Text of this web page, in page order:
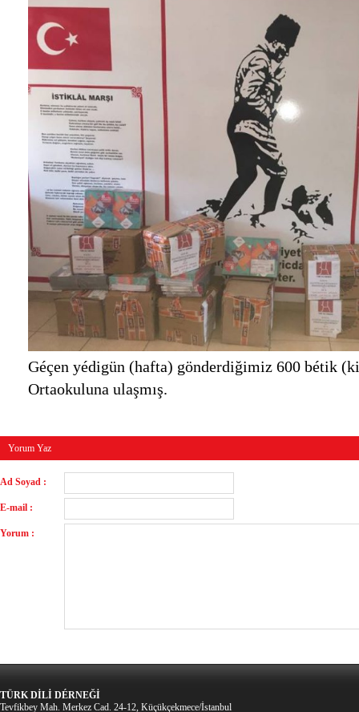
Géçen yédigün (hafta) gönderdiğimiz 600 bétik
Ortaokuluna ulaşmış.
Yorum Yaz
Ad Soyad :
E-mail :
Yorum :
TÜRK DİLİ DÉRNEĞİ
Tevfikbey Mah. Merkez Cad. 24-12, Küçükçekmece/İstanbul